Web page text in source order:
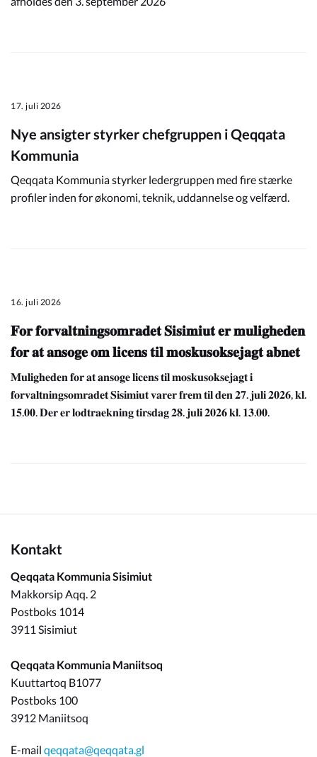
17. juli 2026
Nye ansigter styrker chefgruppen i Qeqqata
Kommunia
Qeqqata Kommunia styrker ledergruppen med fire stærke
profiler inden for økonomi, teknik, uddannelse og velfærd.
16. juli 2026
𝐅𝐨𝐫 𝐟𝐨𝐫𝐯𝐚𝐥𝐭𝐧𝐢𝐧𝐠𝐬𝐨𝐦𝐫𝐚𝐝𝐞𝐭 𝐒𝐢𝐬𝐢𝐦𝐢𝐮𝐭 𝐞𝐫 𝐦𝐮𝐥𝐢𝐠𝐡𝐞𝐝𝐞𝐧
𝐟𝐨𝐫 𝐚𝐭 𝐚𝐧𝐬𝐨𝐠𝐞 𝐨𝐦 𝐥𝐢𝐜𝐞𝐧𝐬 𝐭𝐢𝐥 𝐦𝐨𝐬𝐤𝐮𝐬𝐨𝐤𝐬𝐞𝐣𝐚𝐠𝐭 𝐚𝐛𝐧𝐞𝐭
𝐌𝐮𝐥𝐢𝐠𝐡𝐞𝐝𝐞𝐧 𝐟𝐨𝐫 𝐚𝐭 𝐚𝐧𝐬𝐨𝐠𝐞 𝐥𝐢𝐜𝐞𝐧𝐬 𝐭𝐢𝐥 𝐦𝐨𝐬𝐤𝐮𝐬𝐨𝐤𝐬𝐞𝐣𝐚𝐠𝐭 𝐢
𝐟𝐨𝐫𝐯𝐚𝐥𝐭𝐧𝐢𝐧𝐠𝐬𝐨𝐦𝐫𝐚𝐝𝐞𝐭 𝐒𝐢𝐬𝐢𝐦𝐢𝐮𝐭 𝐯𝐚𝐫𝐞𝐫 𝐟𝐫𝐞𝐦 𝐭𝐢𝐥 𝐝𝐞𝐧 𝟐𝟕. 𝐣𝐮𝐥𝐢 𝟐𝟎𝟐𝟔, 𝐤𝐥.
𝟏𝟓.𝟎𝟎. 𝐃𝐞𝐫 𝐞𝐫 𝐥𝐨𝐝𝐭𝐫𝐚𝐞𝐤𝐧𝐢𝐧𝐠 𝐭𝐢𝐫𝐬𝐝𝐚𝐠 𝟐𝟖. 𝐣𝐮𝐥𝐢 𝟐𝟎𝟐𝟔 𝐤𝐥. 𝟏𝟑.𝟎𝟎.
Kontakt
Qeqqata Kommunia Sisimiut
Makkorsip Aqq. 2
Postboks 1014
3911 Sisimiut
Qeqqata Kommunia Maniitsoq
Kuuttartoq B1077
Postboks 100
3912 Maniitsoq
E-mail qeqqata@qeqqata.gl